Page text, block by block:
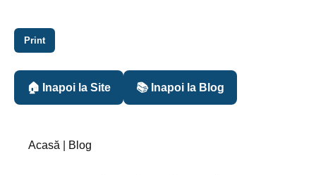
Print
🏠 Inapoi la Site 📚 Inapoi la Blog
Acasă Blog